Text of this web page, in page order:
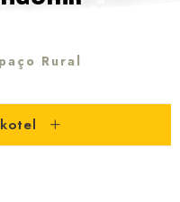
Rural